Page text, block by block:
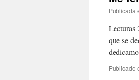
Publicada
Lecturas
que se
Publicado